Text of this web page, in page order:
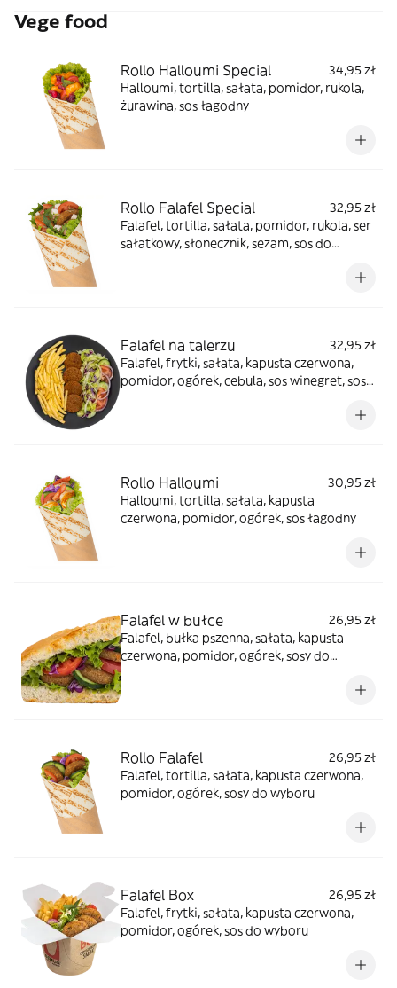
Vege food
Rollo Halloumi Special
34,95 zł
Halloumi, tortilla, sałata, pomidor, rukola,
żurawina, sos łagodny
Rollo Falafel Special
32,95 zł
Falafel, tortilla, sałata, pomidor, rukola, ser
sałatkowy, słonecznik, sezam, sos do
Falafel na talerzu
32,95 zł
Falafel, frytki, sałata, kapusta czerwona,
pomidor, ogórek, cebula, sos winegret, sos
Rollo Halloumi
30,95 zł
Halloumi, tortilla, sałata, kapusta
czerwona, pomidor, ogórek, sos łagodny
Falafel w bułce
26,95 zł
Falafel, bułka pszenna, sałata, kapusta
czerwona, pomidor, ogórek, sosy do
Rollo Falafel
26,95 zł
Falafel, tortilla, sałata, kapusta czerwona,
pomidor, ogórek, sosy do wyboru
Falafel Box
26,95 zł
Falafel, frytki, sałata, kapusta czerwona,
pomidor, ogórek, sos do wyboru